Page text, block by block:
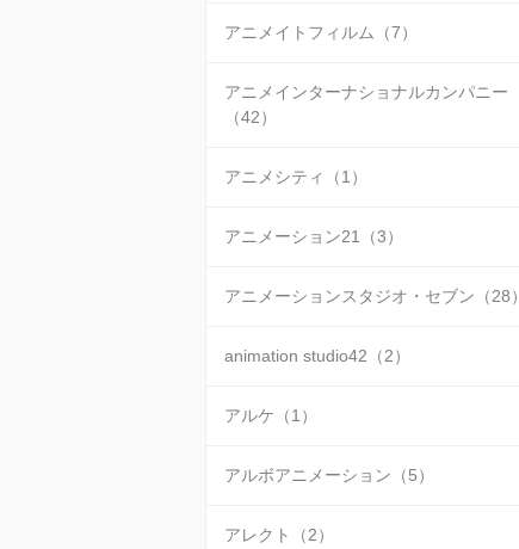
アニメイトフィルム（7）
アニメインターナショナルカンパニー
（42）
アニメシティ（1）
アニメーション21（3）
アニメーションスタジオ・セブン（28）
animation studio42（2）
アルケ（1）
アルボアニメーション（5）
アレクト（2）